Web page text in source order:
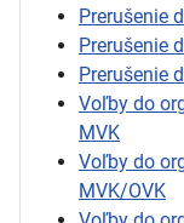
Prerušenie
Prerušenie
Prerušenie
Voľby do
MVK
Voľby do
MVK/OVK